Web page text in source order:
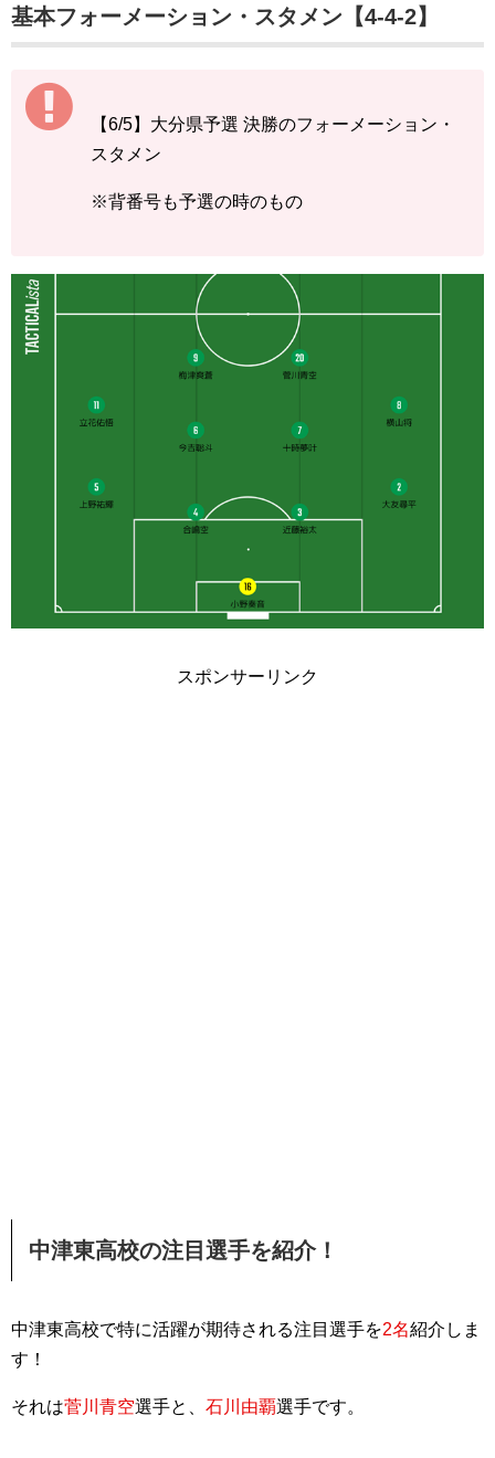
基本フォーメーション・スタメン【4-4-2】
【6/5】大分県予選 決勝のフォーメーション・
スタメン
※背番号も予選の時のもの
スポンサーリンク
中津東高校の注目選手を紹介！
中津東高校で特に活躍が期待される注目選手を2名紹介しま
す！
それは菅川青空選手と、 石川由覇選手です。